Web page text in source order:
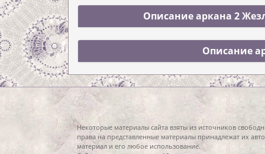
Описание аркана 2
Описание
Некоторые материалы сайта взяты из источников
права на представленные материалы принадлежат их
материал и его любое использование.